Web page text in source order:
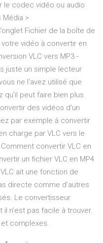
le codec vidéo ou audio
Média >
Fichier de la boîte de
vidéo à convertir en
VLC vers MP3 -
juste un simple lecteur
ne l'avez utilisé que
qu'il peut faire bien plus.
des vidéos d'un
par exemple à convertir
charge par VLC vers le
convertir VLC en
un fichier VLC en MP4
ait une fonction de
directe comme d’autres
Le convertisseur
n’est pas facile à trouver.
complexes.